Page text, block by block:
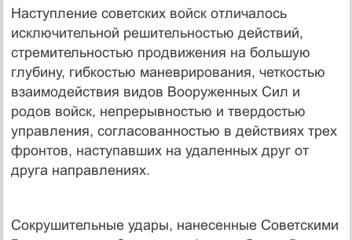
Наступление советских войск отличалось
исключительной решительностью действий,
стремительностью продвижения на большую
глубину, гибкостью маневрирования, четкостью
взаимодействия видов Вооруженных Сил и
родов войск, непрерывностью и твердостью
управления, согласованностью в действиях трех
фронтов, наступавших на удаленных друг от
друга направлениях.
Сокрушительные удары, нанесенные Советскими